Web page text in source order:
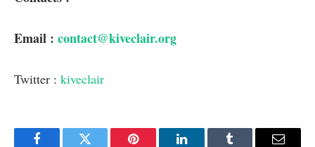
Email : contact@kiveclair.org
Twitter : kiveclair